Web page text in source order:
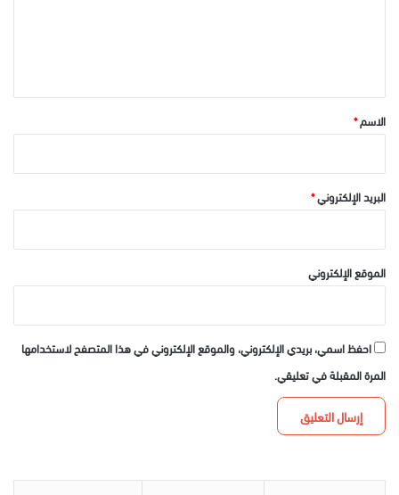
*الاسم*
البريد الإلكتروني*
الموقع الإلكتروني
احفظ اسمي، بريدي الإلكتروني، والموقع الإلكتروني في هذا المتصفح لاستخدامها
المرة المقبلة في تعليقي.